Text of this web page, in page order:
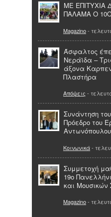
ΜΕ ΕΠΙΤΥΧΙΑ
ΠΑΛΑΜΑ Ο
Magazino-
Άσφαλτος
Νεράϊδα –
άξονα
Πλαστήρα
Απόψεις -
Συνάντηση
Πρόεδρο του
Αντωνόπουλου
Κοινωνικά-
Συμμετοχή
19ο
και Μουσικών
Magazino-